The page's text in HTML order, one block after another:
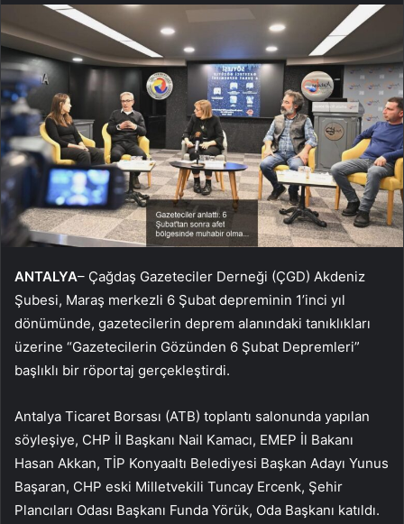
ANTALYA– Çağdaş Gazeteciler Derneği (ÇGD) Akdeniz
Şubesi, Maraş merkezli 6 Şubat depreminin 1’inci yıl
dönümünde, gazetecilerin deprem alanındaki tanıklıkları
üzerine “Gazetecilerin Gözünden 6 Şubat Depremleri”
başlıklı bir röportaj gerçekleştirdi.
Antalya Ticaret Borsası (ATB) toplantı salonunda yapılan
söyleşiye, CHP İl Başkanı Nail Kamacı, EMEP İl Bakanı
Hasan Akkan, TİP Konyaaltı Belediyesi Başkan Adayı Yunus
Başaran, CHP eski Milletvekili Tuncay Ercenk, Şehir
Plancıları Odası Başkanı Funda Yörük, Oda Başkanı katıldı.